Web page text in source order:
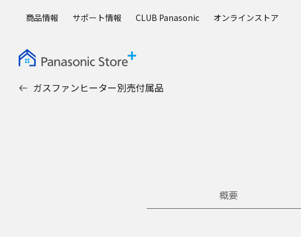
商品情報 サポート情報 CLUB Panasonic オンラインストア
ガスファンヒーター別売付属品
概要